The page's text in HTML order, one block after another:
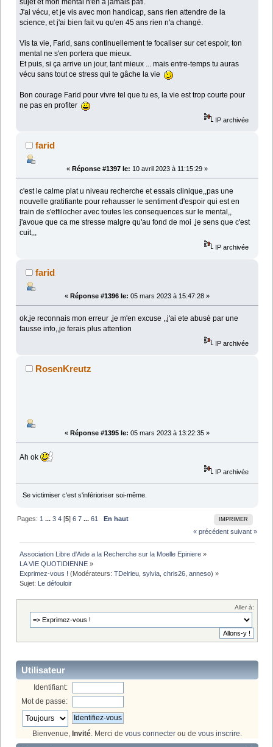
J'ai vécu, et je vis avec mon handicap, sans rien attendre de la
science, et j'ai bien fait vu qu'en 45 ans rien n'a changé.
Vis ta vie, Farid, sans continuellement te focaliser sur cet espoir, ton
mental ne s'en portera que mieux.
Et puis, si ça arrive un jour, tant mieux ... mais entre-temps tu auras
vécu sans tout ce stress qui te gâche la vie
Bon courage Farid pour vivre tel que tu es, la vie est trop courte pour
ne pas en profiter
IP archivée
farid
« Réponse #1397 le: 10 avril 2023 à 11:15:29 »
c'est le calme plat u niveau recherche et essais clinique,,pas une
nouvelle gratifiante pour rehausser le sentiment d'espoir qui est en
train de s'effilocher avec toutes les consequences sur le mental,,
j'avoue que ca me stresse malgre qu'au fond de moi ,je sens que c'est
cuit,,,
IP archivée
farid
« Réponse #1396 le: 05 mars 2023 à 15:47:28 »
ok,je reconnais mon erreur ,je m'en excuse ,,j'ai ete abusè par une
fausse info,,je ferais plus attention
IP archivée
RosenKreutz
« Réponse #1395 le: 05 mars 2023 à 13:22:35 »
Ah ok
IP archivée
Se victimiser c'est s'inférioriser soi-même.
IMPRIMER
Pages: 1 ...3 4 [5]6 7 ...61
En haut
« précédent suivant »
Association Libre d'Aide a la Recherche sur la Moelle Epiniere »
LA VIE QUOTIDIENNE »
Exprimez-vous ! (Modérateurs:TDelrieu,sylvia,chris26,anneso) »
Sujet: Le défouloir
Aller à:
Utilisateur
Identifiant:
Mot de passe:
Bienvenue, Invité . Merci de vous connecter ou de vous inscrire